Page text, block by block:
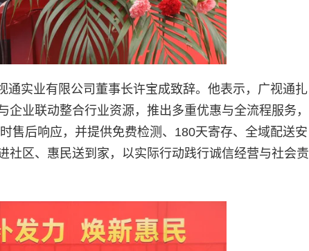
实业有限公司董事长许宝成致辞。他表示，广视通扎
业联动整合行业资源，推出多重优惠与全流程服务，
售后响应，并提供免费检测、180天寄存、全域配送安
社区、惠民送到家，以实际行动践行诚信经营与社会责